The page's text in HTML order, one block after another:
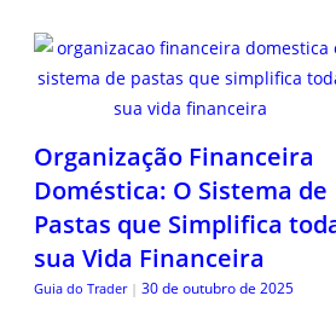
Organização Financeira
Doméstica: O Sistema de
Pastas que Simplifica
sua Vida Financeira
Guia do Trader | 30 de outubro de 2025